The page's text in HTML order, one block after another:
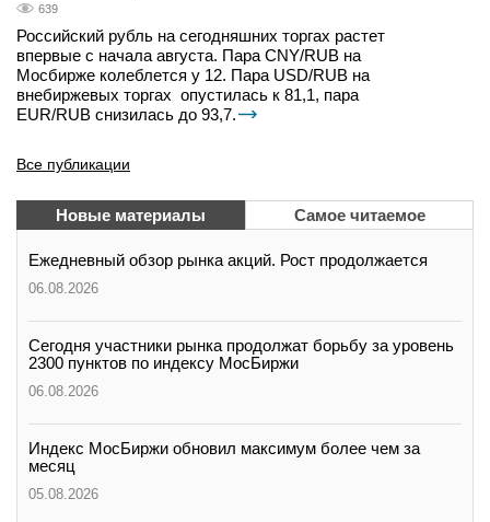
639
Российский рубль на сегодняшних торгах растет
впервые с начала августа. Пара CNY/RUB на
Мосбирже колеблется у 12. Пара USD/RUB на
внебиржевых торгах опустилась к 81,1, пара
EUR/RUB снизилась до 93,7.
Все публикации
Новые материалы Самое читаемое
Ежедневный обзор рынка акций. Рост продолжается
06.08.2026
Сегодня участники рынка продолжат борьбу за уровень
2300 пунктов по индексу МосБиржи
06.08.2026
Индекс МосБиржи обновил максимум более чем за
месяц
05.08.2026